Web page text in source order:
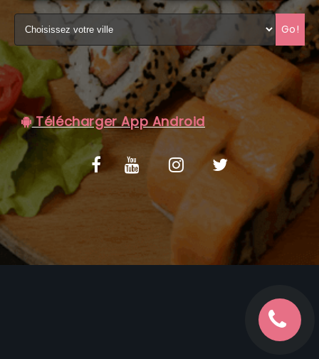
VOS AVIS
MENTIONS LÉGALES
C.G.V
Go!
Télécharger App Android